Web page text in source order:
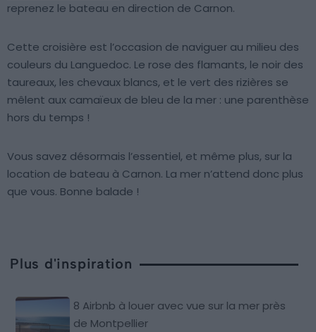
reprenez le bateau en direction de Carnon.
Cette croisière est l’occasion de naviguer au milieu des
couleurs du Languedoc. Le rose des flamants, le noir des
taureaux, les chevaux blancs, et le vert des rizières se
mêlent aux camaïeux de bleu de la mer : une parenthèse
hors du temps !
Vous savez désormais l’essentiel, et même plus, sur la
location de bateau à Carnon. La mer n’attend donc plus
que vous. Bonne balade !
Plus d'inspiration
8 Airbnb à louer avec vue sur la mer près
de Montpellier